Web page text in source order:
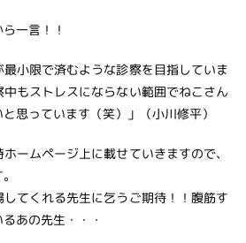
一言！！
最小限で済むような診察を目指していま
もストレスにならない範囲でねこさん
思っています（笑）」（小川修平）
ームページ上に載せていきますので、
てくれる先生に乞うご期待！！腹筋す
あの先生・・・